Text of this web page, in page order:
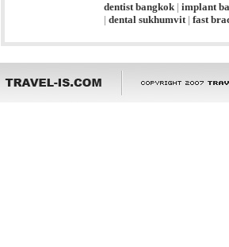
dentist bangkok| implant
| dental sukhumvit| fast